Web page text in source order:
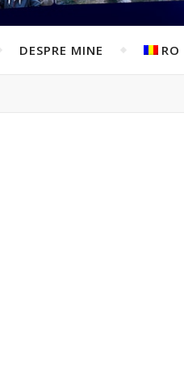
DESPRE MINE RO